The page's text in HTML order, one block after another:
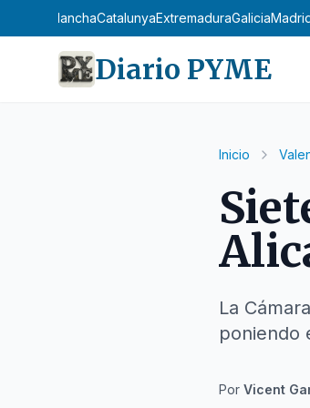
La ManchaCatalunyaExtremaduraGalicia
Diario PYME
Inicio
La
poniendo
Por Vicent